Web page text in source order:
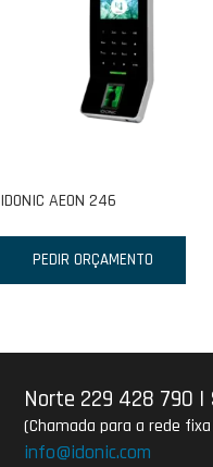
IDONIC AEON 246
PEDIR ORÇAMENTO
Norte 229 428 790 |
(Chamada para a rede
info@idonic.com